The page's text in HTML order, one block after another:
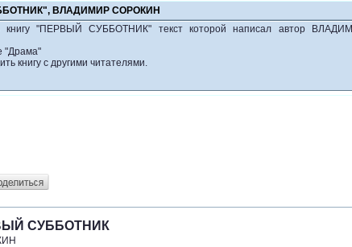
ВЛАДИМИР СОРОКИН
книгу "ПЕРВЫЙ СУББОТНИК" текст которой написал автор
"Драма"
книгу с другими читателями.
СУББОТНИК